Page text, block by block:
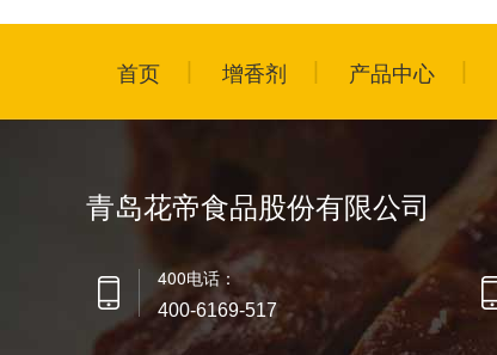
首页 增香剂 产品中心
青岛花帝食品股份有限公司
400电话：
400-6169-517